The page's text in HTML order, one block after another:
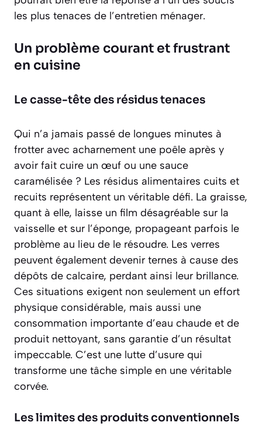
les plus tenaces de l’entretien ménager.
Un problème courant et frustrant
en cuisine
Le casse-tête des résidus tenaces
Qui n’a jamais passé de longues minutes à
frotter avec acharnement une poêle après y
avoir fait cuire un œuf ou une sauce
caramélisée ? Les résidus alimentaires cuits et
recuits représentent un véritable défi. La graisse,
quant à elle, laisse un film désagréable sur la
vaisselle et sur l’éponge, propageant parfois le
problème au lieu de le résoudre. Les verres
peuvent également devenir ternes à cause des
dépôts de calcaire, perdant ainsi leur brillance.
Ces situations exigent non seulement un effort
physique considérable, mais aussi une
consommation importante d’eau chaude et de
produit nettoyant, sans garantie d’un résultat
impeccable. C’est une lutte d’usure qui
transforme une tâche simple en une véritable
corvée.
Les limites des produits conventionnels